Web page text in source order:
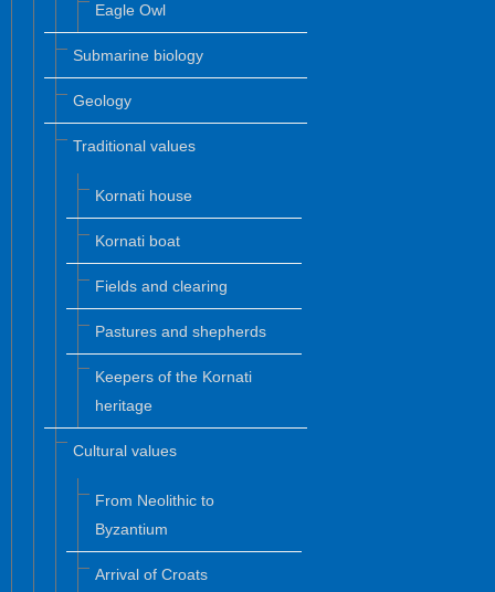
Eagle Owl
Submarine biology
Geology
Traditional values
Kornati house
Kornati boat
Fields and clearing
Pastures and shepherds
Keepers of the Kornati
heritage
Cultural values
From Neolithic to
Byzantium
Arrival of Croats